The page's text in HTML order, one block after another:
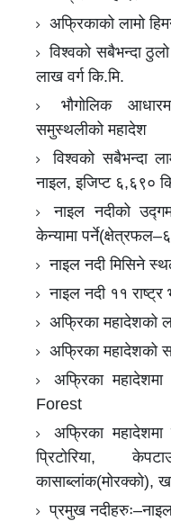
अफ्रिकाको लामो
विश्वको सबैभन्दा
लाख वर्ग कि.मि.
भौगोलिक
समुस्थलीको महादेश
विश्वको सबैभन्दा
नाइल, इजिप्ट ६,६९०
नाइल नदीको
केन्यामा
नाइल नदी मिसिने
नाइल नदी ११ राष्ट्र
अफ्रिका महादेशको
अफ्रिका महादेशको
अफ्रिका
Forest
अफ्रिका महादेशमा
प्रिटोरिया,
कासाब्लांक(मोरक्को),
प्रमुख